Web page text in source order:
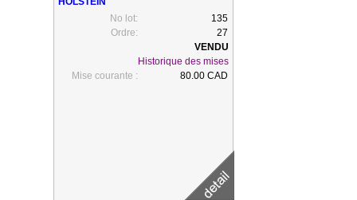
No lot:
135
Ordre:
27
Historique des mises
Mise courante :
80.00 CAD